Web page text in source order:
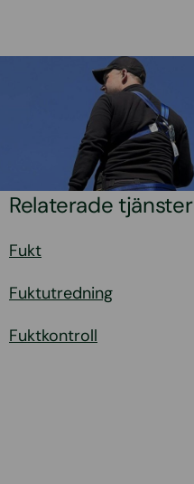
Relaterade tjänster
Fukt
Fuktutredning
Fuktkontroll